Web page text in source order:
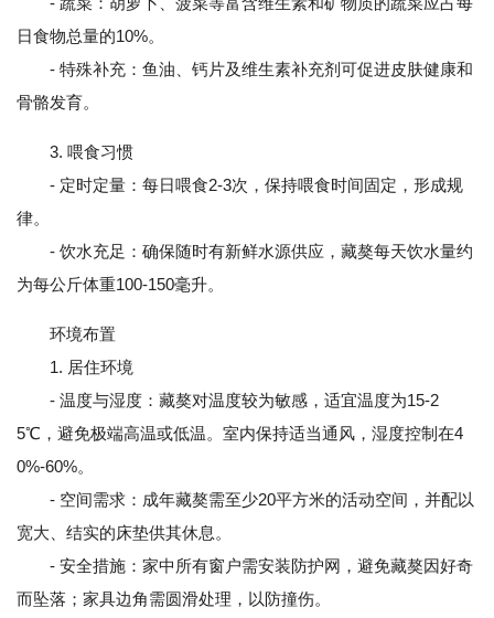
日食物总量的10%。
- 特殊补充：鱼油、钙片及维生素补充剂可促进皮肤健康和
骨骼发育。
3. 喂食习惯
- 定时定量：每日喂食2-3次，保持喂食时间固定，形成规
律。
- 饮水充足：确保随时有新鲜水源供应，藏獒每天饮水量约
为每公斤体重100-150毫升。
环境布置
1. 居住环境
- 温度与湿度：藏獒对温度较为敏感，适宜温度为15-2
5℃，避免极端高温或低温。室内保持适当通风，湿度控制在4
0%-60%。
- 空间需求：成年藏獒需至少20平方米的活动空间，并配以
宽大、结实的床垫供其休息。
- 安全措施：家中所有窗户需安装防护网，避免藏獒因好奇
而坠落；家具边角需圆滑处理，以防撞伤。